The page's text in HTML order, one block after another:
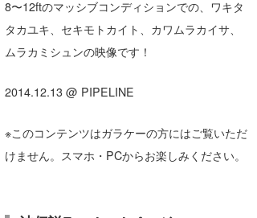
8〜12ftのマッシブコンディションでの、ワキタ
タカユキ、セキモトカイト、カワムラカイサ、
ムラカミシュンの映像です！
2014.12.13 @ PIPELINE
※このコンテンツはガラケーの方にはご覧いただ
けません。スマホ・PCからお楽しみください。
伊豆
千葉南
四国
その他
ルール＆How to
VOTE!